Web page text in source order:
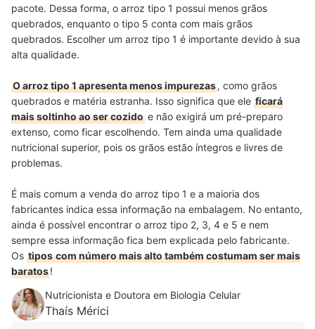
pacote. Dessa forma, o arroz tipo 1 possui menos grãos
quebrados, enquanto o tipo 5 conta com mais grãos
quebrados. Escolher um arroz tipo 1 é importante devido à sua
alta qualidade.
O arroz tipo 1 apresenta menos impurezas, como grãos
quebrados e matéria estranha. Isso significa que ele ficará
mais soltinho ao ser cozido e não exigirá um pré-preparo
extenso, como ficar escolhendo. Tem ainda uma qualidade
nutricional superior, pois os grãos estão íntegros e livres de
problemas.
É mais comum a venda do arroz tipo 1 e a maioria dos
fabricantes indica essa informação na embalagem. No entanto,
ainda é possível encontrar o arroz tipo 2, 3, 4 e 5 e nem
sempre essa informação fica bem explicada pelo fabricante.
Os tipos com número mais alto também costumam ser mais
baratos!
Nutricionista e Doutora em Biologia Celular
Thaís Mérici